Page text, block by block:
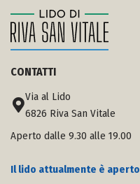
CONTATTI
Via al Lido
6826 Riva San Vitale
Aperto dalle 9.30 alle 19.00
Il lido attualmente è aperto